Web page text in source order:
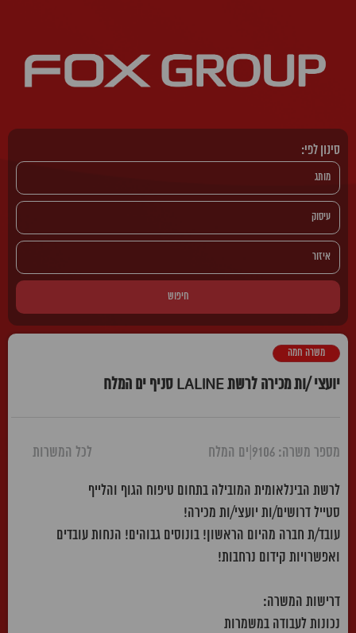
סינון לפי:
חיפוש
יועצי /ות מכירה לרשת LALINE סניף ים המלח
משרה חמה
מספר משרה: 9106 ים המלח לכל המשרות
לרשת הבינלאומית המובילה בתחום טיפוח הגוף והלייף
סטייל דרושים/ות יועצי/ות מכירה!
עובד/ת חברה מהיום הראשון! בונוסים גבוהים! הנחות עובדים
ואפשרויות קידום נרחבות!
דרישות המשרה:
נכונות לעבודה במשמרות